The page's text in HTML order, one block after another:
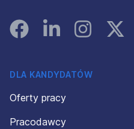
FacebookLinked InInstagram
DLA KANDYDATÓW
Oferty pracy
Pracodawcy